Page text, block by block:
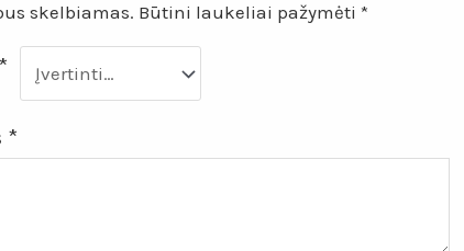
skelbiamas. Būtini laukeliai pažymėti*
*
*